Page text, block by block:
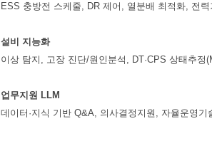
ESS 충방전 스케줄, DR 제어, 열분배 최적화, 전력
설비 지능화
이상 탐지, 고장 진단/원인분석, DT·CPS 상태추
업무지원 LLM
데이터·지식 기반 Q&A, 의사결정지원, 자율운영기